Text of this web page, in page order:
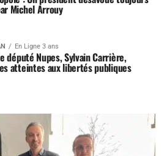
Michel Arrouy
En Ligne 3 ans
député Nupes, Sylvain Carrière,
atteintes aux libertés publiques